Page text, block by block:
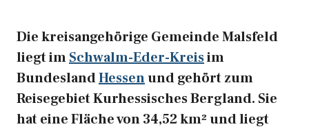
Die kreisangehörige Gemeinde Malsfeld
liegt imSchwalm-Eder-Kreisim
BundeslandHessenund gehört zum
Reisegebiet Kurhessisches Bergland. Sie
hat eine Fläche von 34,52 km² und liegt